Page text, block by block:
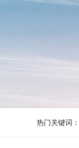
热门关键词：